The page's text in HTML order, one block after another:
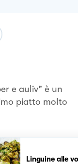
e auliv" è un
piatto molto
Linguine alle